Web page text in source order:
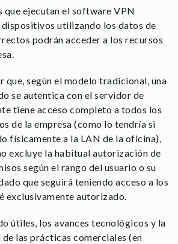
que ejecutan el software VPN
utilizando los datos de
podrán acceder a los recursos
que, según el modelo tradicional, una
se autentica con el servidor de
tiene acceso completo a todos los
de la empresa (como lo tendría si
físicamente a la LAN de la oficina),
excluye la habitual autorización de
según el rango del usuario o su
que seguirá teniendo acceso a los
exclusivamente autorizado.
útiles, los avances tecnológicos y la
las prácticas comerciales (en